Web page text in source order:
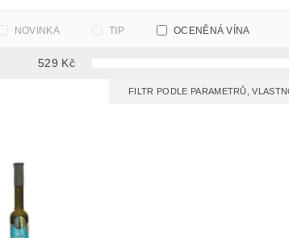
NOVINKA TIP OCENĚNÁ VÍNA
529 Kč
FILTR PODLE PARAMETRŮ,